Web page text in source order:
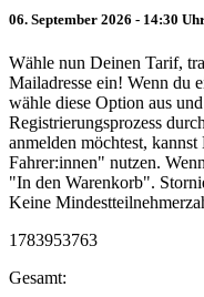
06. September 2026 - 14:30
Wähle nun Deinen Tarif,
Mailadresse ein! Wenn du
wähle diese Option aus
Registrierungsprozess
anmelden möchtest,
Fahrer:innen" nutzen.
"In den Warenkorb".
Keine
1783953763
Gesamt: